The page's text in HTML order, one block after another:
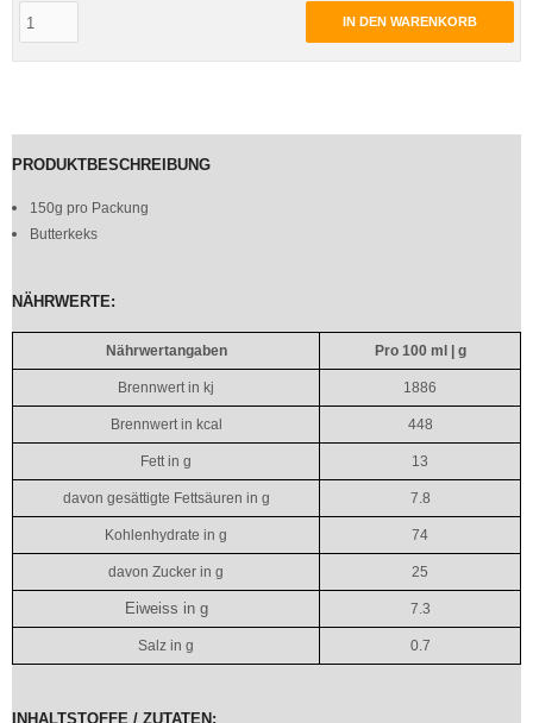
IN DEN WARENKORB
PRODUKTBESCHREIBUNG
150g pro Packung
Butterkeks
NÄHRWERTE:
Nährwertangaben Pro 100 ml | g
Brennwert in kj 1886
Brennwert in kcal 448
Fett in g 13
davon gesättigte Fettsäuren in g 7.8
Kohlenhydrate in g 74
davon Zucker in g 25
Eiweiss in g 7.3
Salz in g 0.7
INHALTSTOFFE / ZUTATEN: